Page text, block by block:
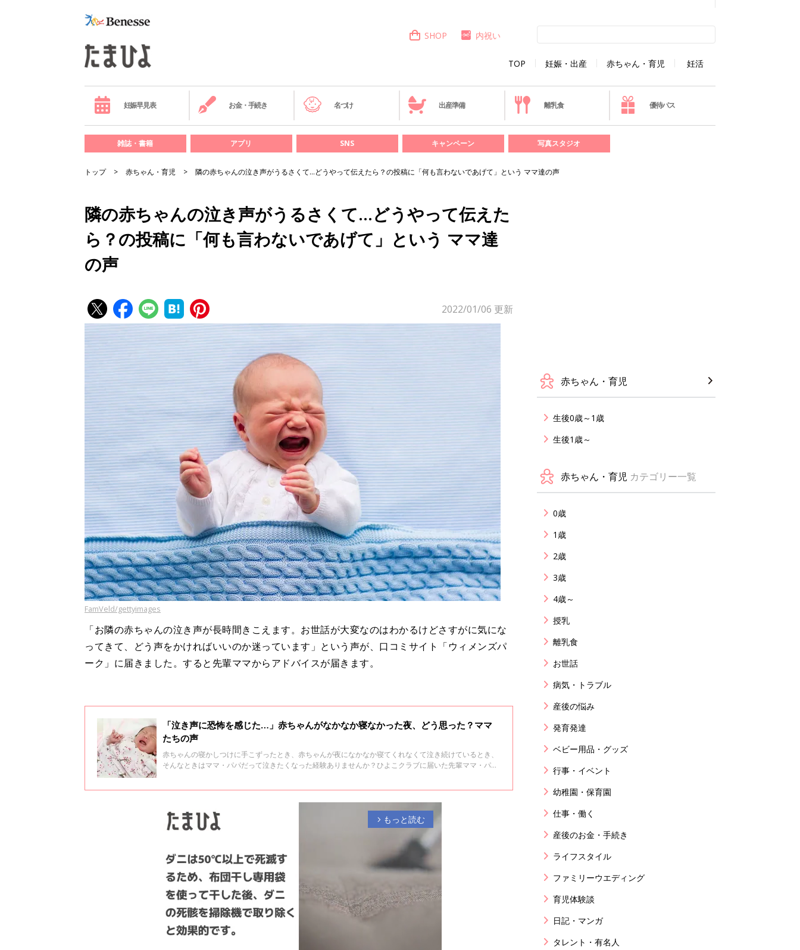
TOP 妊娠・出産 赤ちゃん・育児 妊活
SHOP 内祝い
妊娠早見表 お金・手続き 名づけ 出産準備 離乳食 優待パス
雑誌・書籍 アプリ SNS キャンペーン 写真スタジオ
トップ 赤ちゃん・育児 隣の赤ちゃんの泣き声がうるさくて…どうやって伝えたら？の投稿に「何も言わないであげて」という ママ達の声
隣の赤ちゃんの泣き声がうるさくて…どうやって伝えた
ら？の投稿に「何も言わないであげて」という ママ達
の声
2022/01/06 更新
FamVeld/gettyimages
「お隣の赤ちゃんの泣き声が長時間きこえます。お世話が大変なのはわかるけどさすがに気にな
ってきて、どう声をかければいいのか迷っています」という声が、口コミサイト「ウィメンズパ
ーク」に届きました。すると先輩ママからアドバイスが届きます。
「泣き声に恐怖を感じた…」赤ちゃんがなかなか寝なかった夜、どう思った？ママ
たちの声
赤ちゃんの寝かしつけに手こずったとき、赤ちゃんが夜になかなか寝てくれなくて泣き続けているとき、
そんなときはママ・パパだって泣きたくなった経験ありませんか？ひよこクラブに届いた先輩ママ・パパ
arrow_forward_ios もっと読む
赤ちゃん・育児
生後0歳～1歳
生後1歳～
赤ちゃん・育児 カテゴリー一覧
0歳
1歳
2歳
3歳
4歳～
授乳
離乳食
お世話
病気・トラブル
産後の悩み
発育発達
ベビー用品・グッズ
行事・イベント
幼稚園・保育園
仕事・働く
産後のお金・手続き
ライフスタイル
ファミリーウエディング
育児体験談
日記・マンガ
タレント・有名人